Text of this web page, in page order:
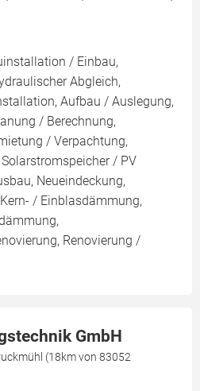
/ Einbau,
Abgleich,
Aufbau / Auslegung,
/ Berechnung,
/ Verpachtung,
/ PV
Neueindeckung,
/ Einblasdämmung,
Renovierung /
GmbH
(18km von 83052